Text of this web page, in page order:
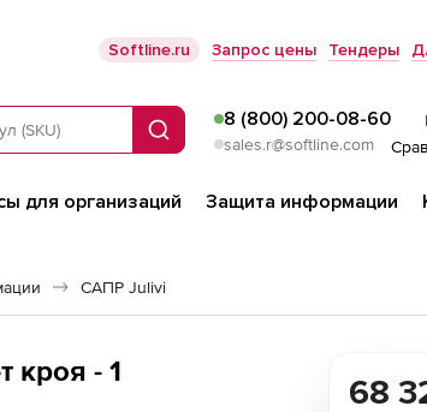
Softline.ru Запрос цены Тендеры
Поиск
8 (800) 200-08-60
sales.r@softline.com
для организаций Защита информации
САПР Julivi
- 1
68